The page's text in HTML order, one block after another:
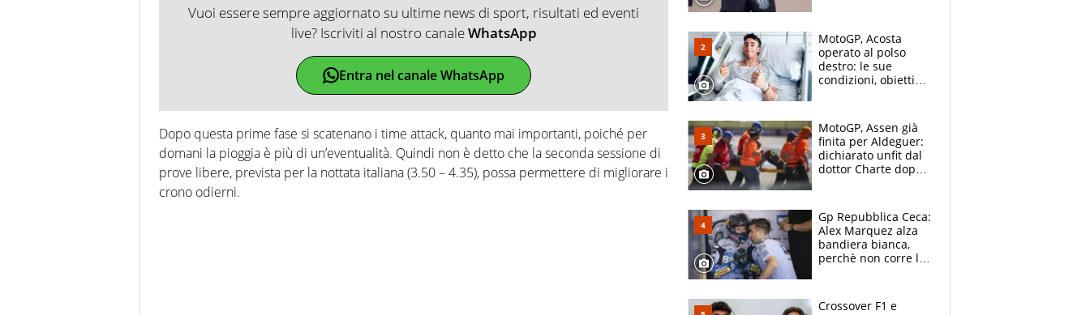
Vuoi essere sempre aggiornato su ultime news di sport, risultati ed eventi
live? Iscriviti al nostro canaleWhatsApp
Entra nel canale WhatsApp
Dopo questa prime fase si scatenano i time attack, quanto mai importanti, poiché per
domani la pioggia è più di un’eventualità. Quindi non è detto che la seconda sessione di
prove libere, prevista per la nottata italiana (3.50 – 4.35), possa permettere di migliorare i
crono odierni.
Goodwood
MotoGP, Acosta
operato al polso
destro: le sue
condizioni, obiettivo
MotoGP, Assen già
finita per Aldeguer:
dichiarato unfit dal
dottor Charte dopo
Gp Repubblica Ceca:
Alex Marquez alza
bandiera bianca,
perchè non corre la
Crossover F1 e